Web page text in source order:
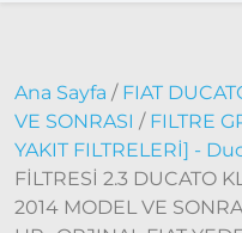
Doblo
2000 –
2005
Modeller
Doblo
Ana Sayfa / FIAT
VE SONRASI / FILTRE
YAKIT FILTRELERİ] -
FİLTRESİ 2.3 DUCATO
2014 MODEL VE